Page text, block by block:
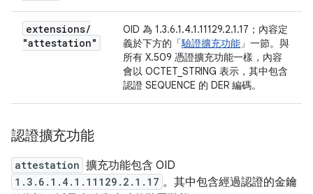
extensions/
"attestation"
OID 為 1.3.6.1.4.1.11129.2.1.17；內容定
義於下方的「驗證擴充功能 」一節。與
所有 X.509 憑證擴充功能一樣，內容
會以 OCTET_STRING 表示，其中包含
認證 SEQUENCE 的 DER 編碼。
認證擴充功能
attestation 擴充功能包含 OID
1.3.6.1.4.1.11129.2.1.17 。其中包含經過認證的金鑰